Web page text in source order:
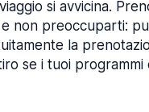
si avvicina.
non preoccuparti:
la
se i tuoi programmi